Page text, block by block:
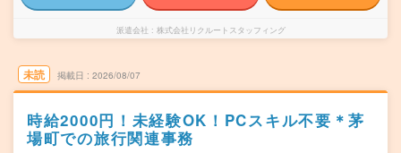
派遣会社 株式会社リクルートスタッフィング
未読 掲載日 2026/08/07
時給2000円！未経験OK！PCスキル不要＊茅
場町での旅行関連事務